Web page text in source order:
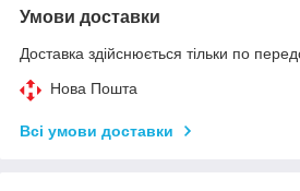
Умови доставки
Доставка здійснюється тільки по
Нова Пошта
Всі умови доставки